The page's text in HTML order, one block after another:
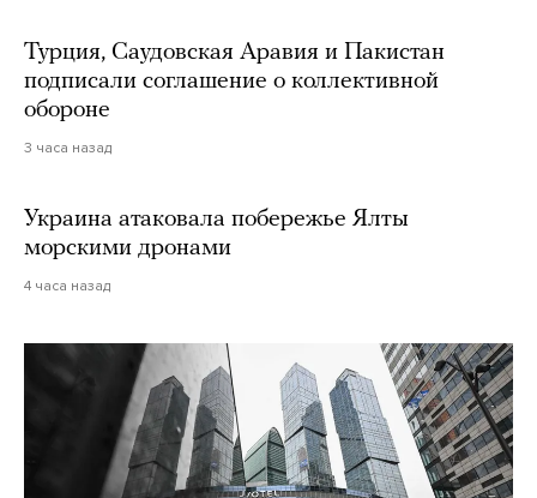
Турция, Саудовская Аравия и Пакистан
подписали соглашение о коллективной
обороне
3 часа назад
Украина атаковала побережье Ялты
морскими дронами
4 часа назад